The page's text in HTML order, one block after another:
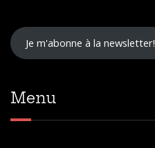
Je m'abonne à la newsletter!
Menu